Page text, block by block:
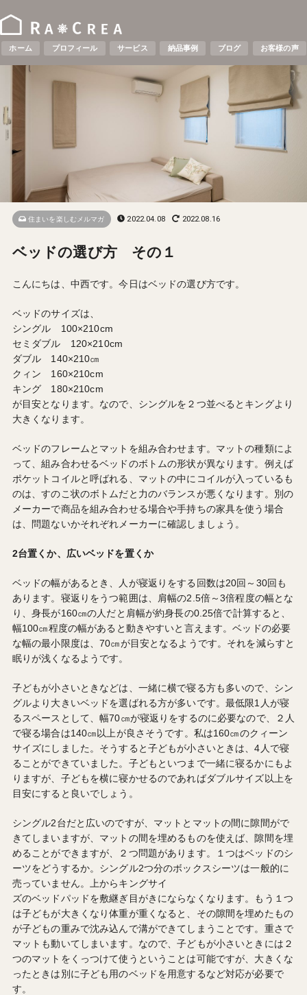
ホーム プロフィール サービス 納品事例 ブログ お客様の声
住まいを楽しむメルマガ 2022.04.08 2022.08.16
ベッドの選び方 その１
こんにちは、中西です。今日はベッドの選び方です。
ベッドのサイズは、
シングル 100×210cm
セミダブル 120×210cm
ダブル 140×210㎝
クィン 160×210cm
キング 180×210cm
が目安となります。なので、シングルを２つ並べるとキングより
大きくなります。
ベッドのフレームとマットを組み合わせます。マットの種類によ
って、組み合わせるベッドのボトムの形状が異なります。例えば
ポケットコイルと呼ばれる、マットの中にコイルが入っているも
のは、すのこ状のボトムだと力のバランスが悪くなります。別の
メーカーで商品を組み合わせる場合や手持ちの家具を使う場合
は、問題ないかそれぞれメーカーに確認しましょう。
2台置くか、広いベッドを置くか
ベッドの幅があるとき、人が寝返りをする回数は20回～30回も
あります。寝返りをうつ範囲は、肩幅の2.5倍～3倍程度の幅とな
り、身長が160㎝の人だと肩幅が約身長の0.25倍で計算すると、
幅100㎝程度の幅があると動きやすいと言えます。ベッドの必要
な幅の最小限度は、70㎝が目安となるようです。それを減らすと
眠りが浅くなるようです。
子どもが小さいときなどは、一緒に横で寝る方も多いので、シン
グルより大きいベッドを選ばれる方が多いです。最低限1人が寝
るスペースとして、幅70㎝が寝返りをするのに必要なので、２人
で寝る場合は140㎝以上が良さそうです。私は160㎝のクィーン
サイズにしました。そうすると子どもが小さいときは、4人で寝
ることができていました。子どもといつまで一緒に寝るかにもよ
りますが、子どもを横に寝かせるのであればダブルサイズ以上を
目安にすると良いでしょう。
シングル2台だと広いのですが、マットとマットの間に隙間がで
きてしまいますが、マットの間を埋めるものを使えば、隙間を埋
めることができますが、２つ問題があります。１つはベッドのシ
ーツをどうするか。シングル2つ分のボックスシーツは一般的に
売っていません。上からキングサイ
ズのベッドパッドを敷継ぎ目がきにならなくなります。もう１つ
は子どもが大きくなり体重が重くなると、その隙間を埋めたもの
が子どもの重みで沈み込んで溝ができてしまうことです。重さで
マットも動いてしまいます。なので、子どもが小さいときには２
つのマットをくっつけて使うということは可能ですが、大きくな
ったときは別に子ども用のベッドを用意するなど対応が必要で
す。